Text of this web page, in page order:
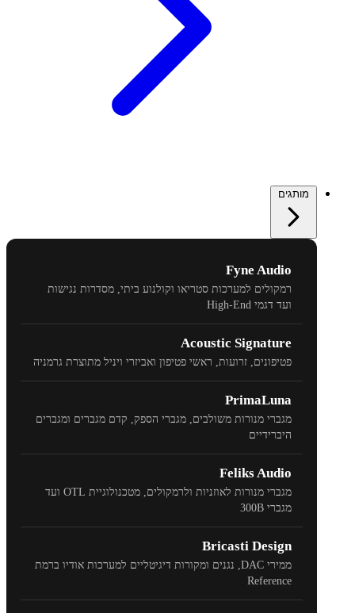
מותגים
Fyne Audio
רמקולים למערכות סטריאו וקולנוע ביתי, מסדרות נגישות
ועד דגמי High-End
Acoustic Signature
פטיפונים, זרועות, ראשי פטיפון ואביזרי ויניל מתוצרת גרמניה
PrimaLuna
מגברי מנורות משולבים, מגברי הספק, קדם מגברים ומגברים
היברידיים
Feliks Audio
מגברי מנורות לאוזניות ולרמקולים, מטכנולוגיית OTL ועד
מגברי 300B
Bricasti Design
ממירי DAC, נגנים ומקורות דיגיטליים למערכות אודיו ברמת
Reference